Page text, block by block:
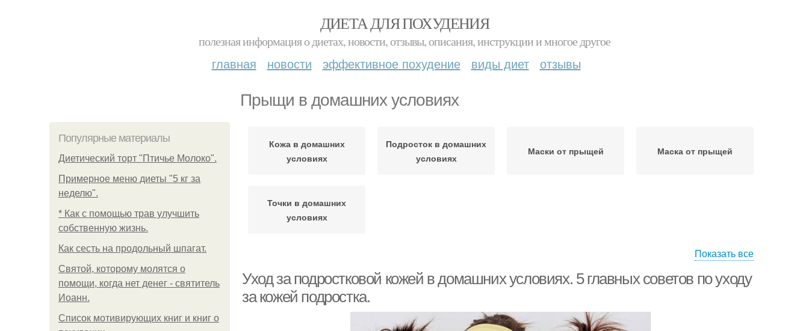
ДИЕТА ДЛЯ ПОХУДЕНИЯ
полезная информация о диетах, новости, отзывы, описания, инструкции и многое другое
главная новости эффективное похудение виды диет отзывы
Прыщи в домашних условиях
Популярные материалы
Диетический торт "Птичье Молоко".
Примерное меню диеты "5 кг за
неделю".
* Как с помощью трав улучшить
собственную жизнь.
Как сесть на продольный шпагат.
Святой, которому молятся о
помощи, когда нет денег - святитель
Иоанн.
Список мотивирующих книг и книг о
Кожа в домашних
условиях
Подросток в домашних
условиях
Маски от прыщей Маска от прыщей
Точки в домашних
условиях
Показать все
Уход за подростковой кожей в домашних условиях. 5 главных советов по уходу
за кожей подростка.